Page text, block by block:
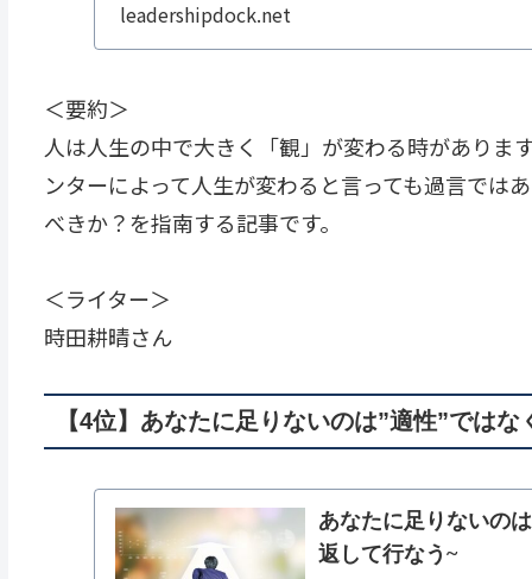
leadershipdock.net
＜要約＞
人は人生の中で大きく「観」が変わる時がありま
ンターによって人生が変わると言っても過言では
べきか？を指南する記事です。
＜ライター＞
時田耕晴さん
【4位】あなたに足りないのは”適性”では
あなたに足りないの
返して行なう~